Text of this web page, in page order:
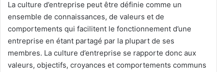
La culture d’entreprise peut être définie comme un
ensemble de connaissances, de valeurs et de
comportements qui facilitent le fonctionnement d’une
entreprise en étant partagé par la plupart de ses
membres. La culture d’entreprise se rapporte donc aux
valeurs, objectifs, croyances et comportements communs